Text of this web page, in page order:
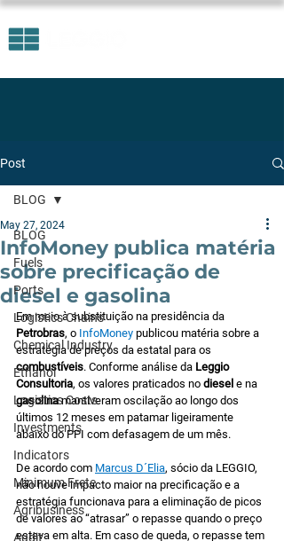
Post
BLOG
Fuels
Ports
Logistics Chains
Chemical Industry
Ethanol
Logistics Costs
Investments
Indicators
Minimum Frete
Agribusiness
Audit
BLOG
InfoMoney publica matéria
sobre precificação de
diesel e gasolina
May 27, 2024
Em meio à substituição na presidência da
Petrobras, o InfoMoney publicou matéria sobre a
estratégia de preços da estatal para os
combustíveis. Conforme análise da Leggio
Consultoria, os valores praticados no diesel e na
gasolina mantiveram oscilação ao longo dos
últimos 12 meses em patamar ligeiramente
abaixo do PPI com defasagem de um mês.
De acordo com Marcus D´Elia, sócio da LEGGIO,
não houve impacto maior na precificação e a
estratégia funcionava para a eliminação de picos
de valores ao “atrasar” o repasse quando o preço
estava em alta. Em caso de queda, o repasse tem